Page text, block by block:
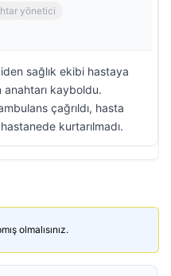
yönetici
sağlık ekibi hastaya
anahtarı kayboldu.
çağrıldı, hasta
kurtarılmadı.
olmalısınız.